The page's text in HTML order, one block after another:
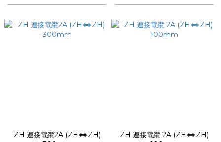
ZH 連接電纜2A (ZH⇔ZH)
ZH 連接電纜 2A (ZH⇔ZH)